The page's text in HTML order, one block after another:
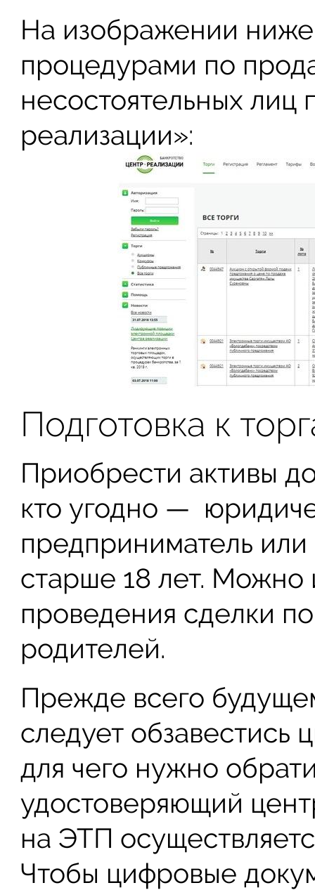
На изображении
процедурами по
несостоятельных
реализации»:
Подготовка к
Приобрести активы
кто угодно —
предприниматель
старше 18 лет. Можно
проведения сделки
родителей.
Прежде всего
следует
для чего нужно
удостоверяющий
на ЭТП
Чтобы цифровые